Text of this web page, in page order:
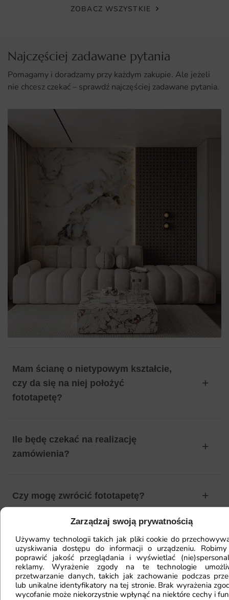
Zarządzaj swoją prywatnością
Używamy technologii takich jak pliki cookie do
uzyskiwania dostępu do informacji o urządzeniu.
poprawić jakość przeglądania i wyświetlać
reklamy. Wyrażenie zgody na te technologie
przetwarzanie danych, takich jak zachowanie podczas
lub unikalne identyfikatory na tej stronie. Brak wyrażenia
wycofanie może niekorzystnie wpłynąć na niektóre cechy i
Unikalny design, który przyciąga wzrok i inspiruje do
dekoracyjnych.
i estetykę.
ZOBACZ WSZYSTKIE
Najczęściej zadawane pytania
Pomagamy i doradzamy przy każdym zakupie. Ale jeżeli
nie chcesz czekać – sprawdź najczęściej zadawane pytania.
Mam ścianę o nietypowym kształcie,
czy da się na niej położyć
fototapetę?
Ile będę czekać na realizację
zamówienia?
Czy mogę zwrócić fototapetę?
Jak zamontować fototapetę? / Jak
przygotować ścianę?
Fototapeta ma inny kolor na telefonie